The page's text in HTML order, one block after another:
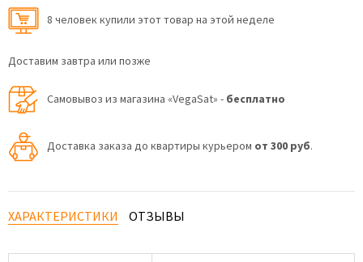
8 человек купили этот товар на этой неделе
Доставим завтра или позже
Самовывоз из магазина «VegaSat» - бесплатно
Доставка заказа до квартиры курьером от 300 руб.
ХАРАКТЕРИСТИКИ ОТЗЫВЫ